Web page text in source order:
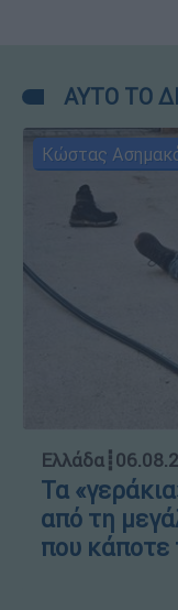
ΑΥΤΟ ΤΟ
Κώστας
Ελλάδα┋
Τα
από τη
που κάποτε